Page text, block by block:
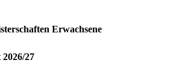
Erwachsene
2026/27